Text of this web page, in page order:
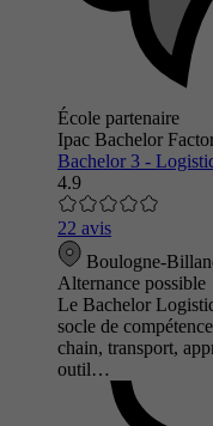
École partenaire
Ipac Bachelor
Bachelor 3 -
4.9
22 avis
Boulogne-
Alternance possible
Le Bachelor
socle de
chain, transport,
outil…